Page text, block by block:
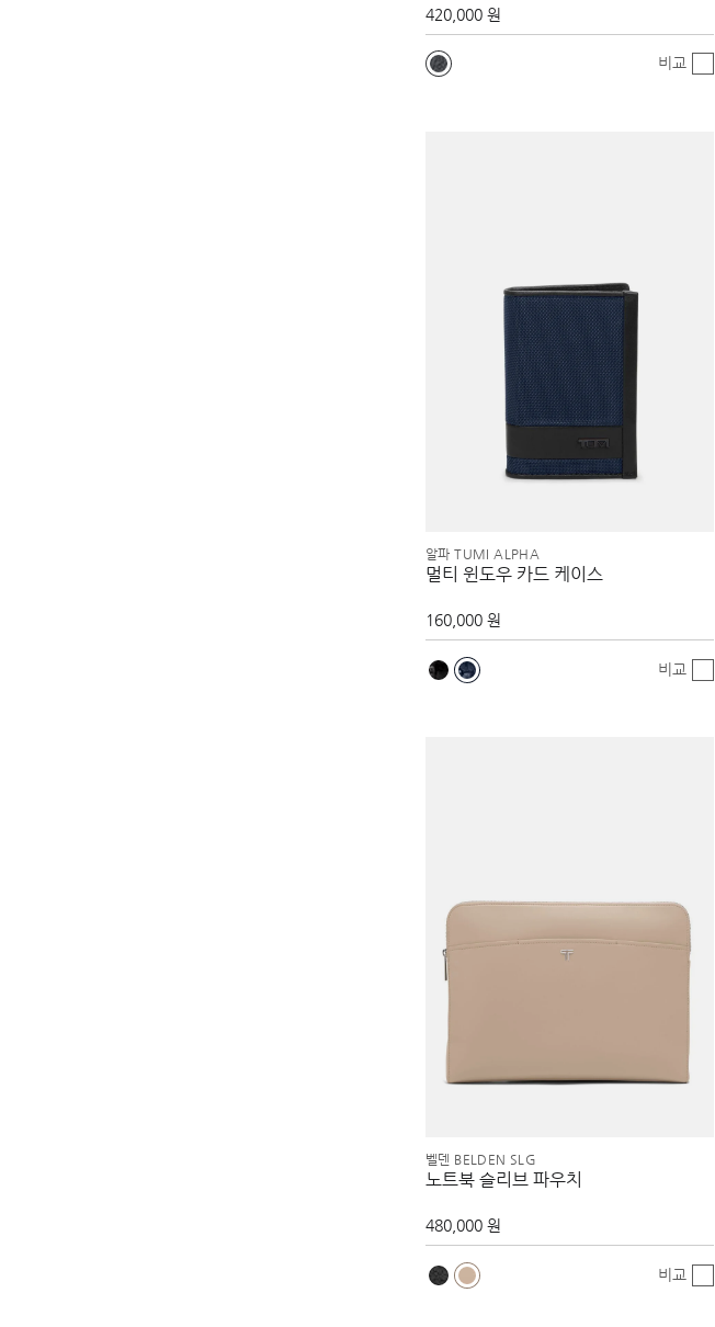
420,000 원
비교
알파 TUMI ALPHA
멀티 윈도우 카드 케이스
160,000 원
비교
벨덴 BELDEN SLG
노트북 슬리브 파우치
480,000 원
비교